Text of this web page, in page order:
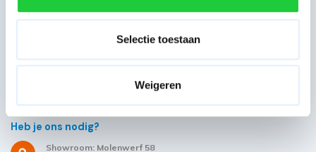
Selectie toestaan
Weigeren
Over Steigerdeals
Wil je ons volgen?
Heb je ons nodig?
Showroom: Molenwerf 58